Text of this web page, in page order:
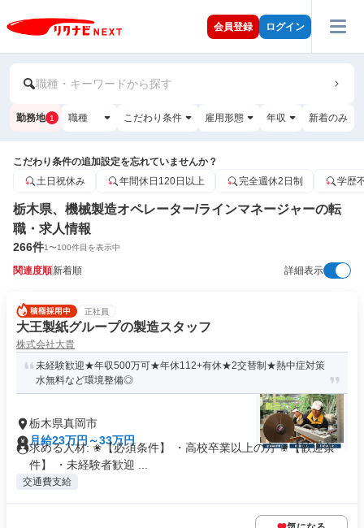
会員登録 ログイン
職種・キーワードから探す
勤務地 1 職種 こだわり条件 雇用形態 年収 新着のみ
こだわり条件の追加設定を忘れていませんか？
土日祝休み
年間休日120日以上 完全週休2日制 学歴
栃木県、機械製造オペレーター/ラインマネージャーの転
職・求人情報
266件1〜100件目を表示中
関連度順新着順 詳細表示
正社員
大王製紙グループの製造スタッフ
株式会社大貴
未経験歓迎★年収500万可★年休112+有休★2交替制★熱中症対策
水無料など環境整備◎
栃木県真岡市
月給23万円～33万円
求める人材: ✬【必須条件】 ・高校卒業以上の方 ✬【歓迎条
件】 ・未経験者歓迎 ...
交通費支給